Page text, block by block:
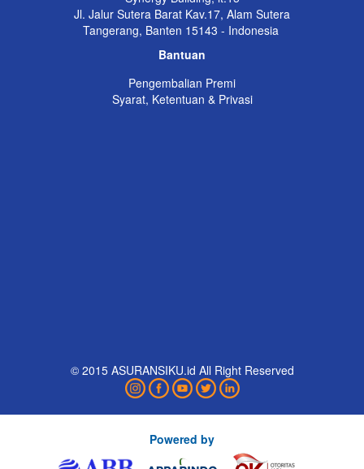
Jl. Jalur Sutera Barat Kav.17, Alam Sutera
Tangerang, Banten 15143 - Indonesia
Bantuan
Pengembalian Premi
Syarat, Ketentuan & Privasi
© 2015 ASURANSIKU.id All Right Reserved
Powered by